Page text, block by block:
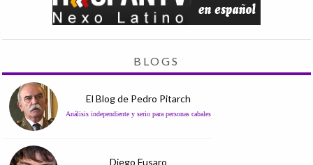
BLOGS
El Blog de Pedro Pitarch
Análisis independiente y serio para personas cabales
Diego Fusaro